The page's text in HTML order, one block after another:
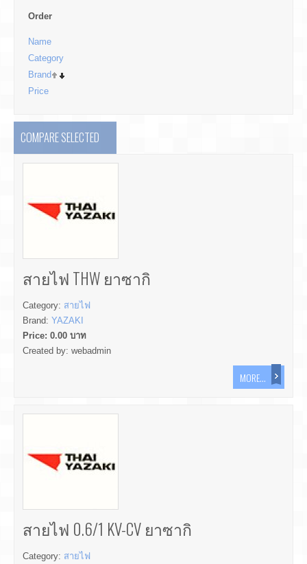
Order
Name
Category
Brand
Price
COMPARE SELECTED
สายไฟ THW ยาซากิ
Category: สายไฟ
Brand: YAZAKI
Price: 0.00 บาท
Created by: webadmin
MORE...
สายไฟ 0.6/1 KV-CV ยาซากิ
Category: สายไฟ